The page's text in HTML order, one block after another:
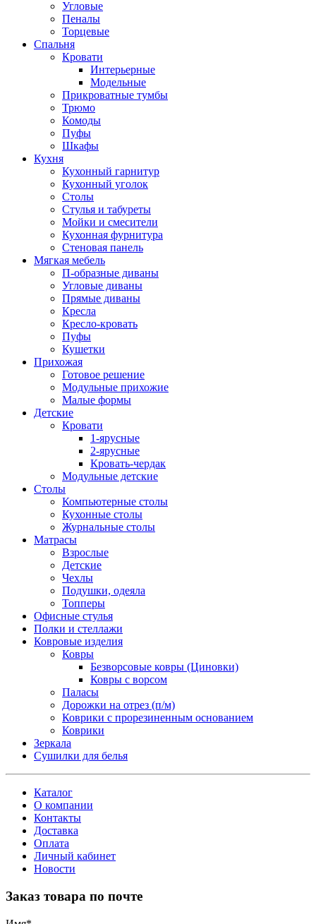
Угловые
Пеналы
Торцевые
Спальня
Кровати
Интерьерные
Модельные
Прикроватные тумбы
Трюмо
Комоды
Пуфы
Шкафы
Кухня
Кухонный гарнитур
Кухонный уголок
Столы
Стулья и табуреты
Мойки и смесители
Кухонная фурнитура
Стеновая панель
Мягкая мебель
П-образные диваны
Угловые диваны
Прямые диваны
Кресла
Кресло-кровать
Пуфы
Кушетки
Прихожая
Готовое решение
Модульные прихожие
Малые формы
Детские
Кровати
1-ярусные
2-ярусные
Кровать-чердак
Модульные детские
Столы
Компьютерные столы
Кухонные столы
Журнальные столы
Матрасы
Взрослые
Детские
Чехлы
Подушки, одеяла
Топперы
Офисные стулья
Полки и стеллажи
Ковровые изделия
Ковры
Безворсовые ковры (Циновки)
Ковры с ворсом
Паласы
Дорожки на отрез (п/м)
Коврики с прорезиненным основанием
Коврики
Зеркала
Сушилки для белья
Каталог
О компании
Контакты
Доставка
Оплата
Личный кабинет
Новости
Заказ товара по почте